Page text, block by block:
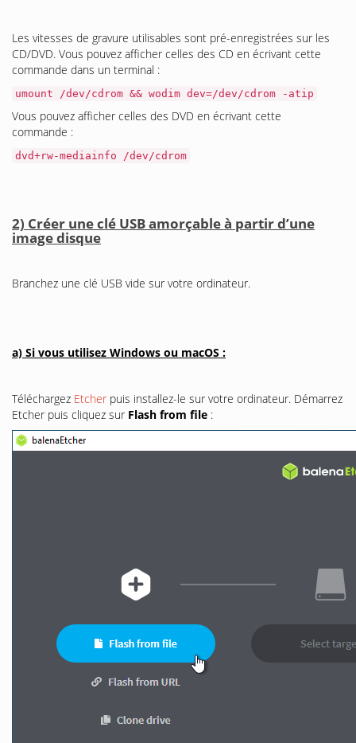
Les vitesses de gravure utilisables sont pré-enregistrées sur les
CD/DVD. Vous pouvez afficher celles des CD en écrivant cette
commande dans un terminal :
umount /dev/cdrom && wodim dev=/dev/cdrom -atip
Vous pouvez afficher celles des DVD en écrivant cette
commande :
dvd+rw-mediainfo /dev/cdrom
2) Créer une clé USB amorçable à partir d’une
image disque
Branchez une clé USB vide sur votre ordinateur.
a) Si vous utilisez Windows ou macOS :
Téléchargez Etcher puis installez-le sur votre ordinateur. Démarrez
Etcher puis cliquez sur Flash from file :